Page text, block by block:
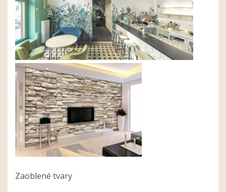
Zaoblené tvary